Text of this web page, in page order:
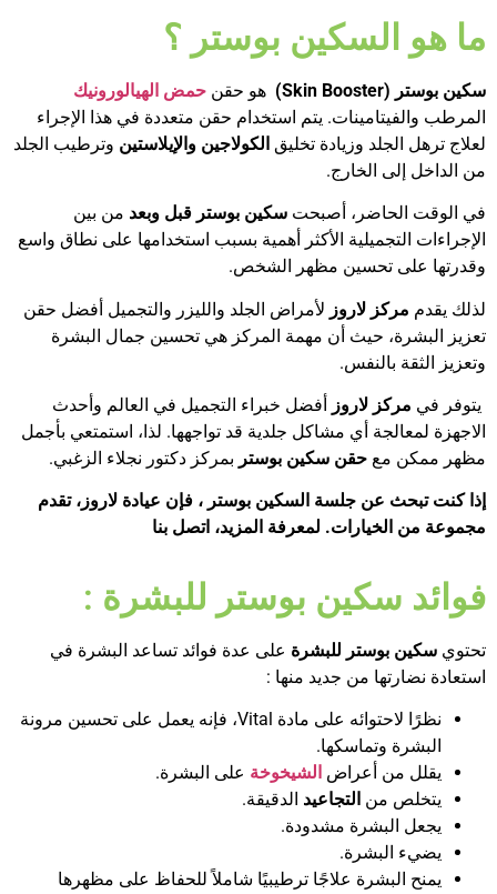
ما هو السكين بوستر ؟
سكين بوستر (Skin Booster
) هو حقن حمض الهيالورونيك
المرطب والفيتامينات. يتم استخدام حقن متعددة في هذا الإجراء
لعلاج ترهل الجلد وزيادة تخليق الكولاجين والإيلاستين وترطيب الجلد
من الداخل إلى الخارج.
في الوقت الحاضر، أصبحت سكين بوستر قبل وبعد من بين
الإجراءات التجميلية الأكثر أهمية بسبب استخدامها على نطاق واسع
وقدرتها على تحسين مظهر الشخص.
لذلك يقدم مركز لاروز لأمراض الجلد والليزر والتجميل أفضل حقن
تعزيز البشرة، حيث أن مهمة المركز هي تحسين جمال البشرة
وتعزيز الثقة بالنفس.
يتوفر في مركز لاروز أفضل خبراء التجميل في العالم وأحدث
الاجهزة لمعالجة أي مشاكل جلدية قد تواجهها. لذا، استمتعي بأجمل
مظهر ممكن مع حقن سكين بوستر بمركز دكتور نجلاء الزغبي.
إذا كنت تبحث عن جلسة السكين بوستر ، فإن عيادة لاروز، تقدم
مجموعة من الخيارات. لمعرفة المزيد، اتصل بنا
فوائد سكين بوستر للبشرة :
تحتوي سكين بوستر للبشرة على عدة فوائد تساعد البشرة في
استعادة نضارتها من جديد منها :
نظرًا لاحتوائه على مادة Vital، فإنه يعمل على تحسين مرونة
البشرة وتماسكها.
يقلل من أعراض الشيخوخة على البشرة.
يتخلص من التجاعيد الدقيقة.
يجعل البشرة مشدودة.
يضيء البشرة.
يمنح البشرة علاجًا ترطيبيًا شاملاً للحفاظ على مظهرها